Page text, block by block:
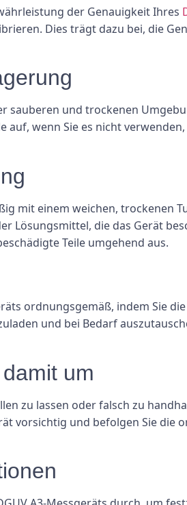
der Genauigkeit Ihres
Dies trägt dazu bei, die
sauberen und trockenen
auf, wenn Sie es nicht
mit einem weichen, trockenen
Lösungsmittel, die das Gerät
Teile umgehend aus.
ordnungsgemäß, indem Sie
und bei Bedarf
um
zu lassen oder falsch zu
vorsichtig und befolgen Sie